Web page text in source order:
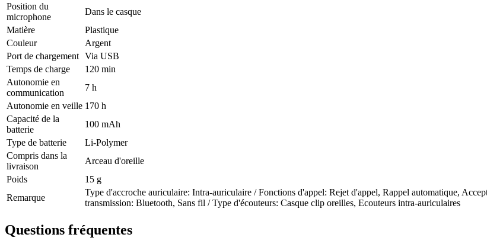
Position du
microphone
Dans le casque
Matière
Plastique
Couleur
Argent
Port de chargement Via USB
Temps de charge
120 min
Autonomie en
communication
7 h
Autonomie en veille 170 h
Capacité de la
batterie
100 mAh
Type de batterie
Li-Polymer
Compris dans la
livraison
Arceau d'oreille
Poids
15 g
Remarque
Type d'accroche auriculaire: Intra-auriculaire / Fonctions d'appel: Rejet d'appel, Rappel automatique,
transmission: Bluetooth, Sans fil / Type d'écouteurs: Casque clip oreilles, Ecouteurs intra-auriculaires
Questions fréquentes